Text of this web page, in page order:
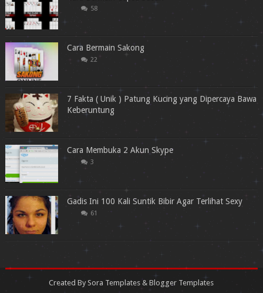
58
Cara Bermain Sakong
22
7 Fakta ( Unik ) Patung Kucing yang Dipercaya Bawa
Keberuntung
Cara Membuka 2 Akun Skype
3
Gadis Ini 100 Kali Suntik Bibir Agar Terlihat Sexy
61
Created By Sora Templates &Blogger Templates